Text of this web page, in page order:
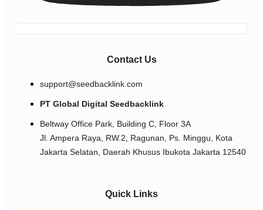
Contact Us
support@seedbacklink.com
PT Global Digital Seedbacklink
Beltway Office Park, Building C, Floor 3A
Jl. Ampera Raya, RW.2, Ragunan, Ps. Minggu, Kota
Jakarta Selatan, Daerah Khusus Ibukota Jakarta 12540
Quick Links